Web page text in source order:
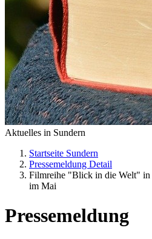
Aktuelles in Sundern
Startseite Sundern
Pressemeldung Detail
Filmreihe "Blick in die Welt" in
im Mai
Pressemeldung